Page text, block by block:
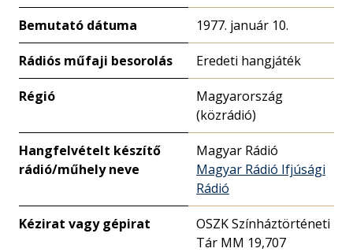
Bemutató dátuma 1977. január 10.
Rádiós műfaji besorolás Eredeti hangjáték
Régió
Magyarország
(közrádió)
Hangfelvételt készítő
rádió/műhely neve
Magyar Rádió
Magyar Rádió Ifjúsági
Rádió
Kézirat vagy gépirat
OSZK Színháztörténeti
Tár MM 19,707